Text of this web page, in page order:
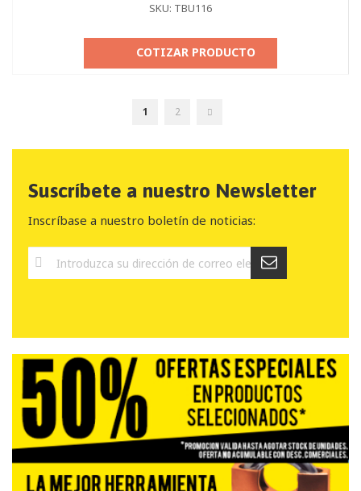
SKU: TBU116
COTIZAR PRODUCTO
Página
Actualmente
estás
página
1 Página
2 Seguir
Suscríbete a nuestro Newsletter
Inscríbase a nuestro boletín de noticias: